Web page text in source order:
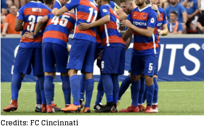
Credits: FC Cincinnati